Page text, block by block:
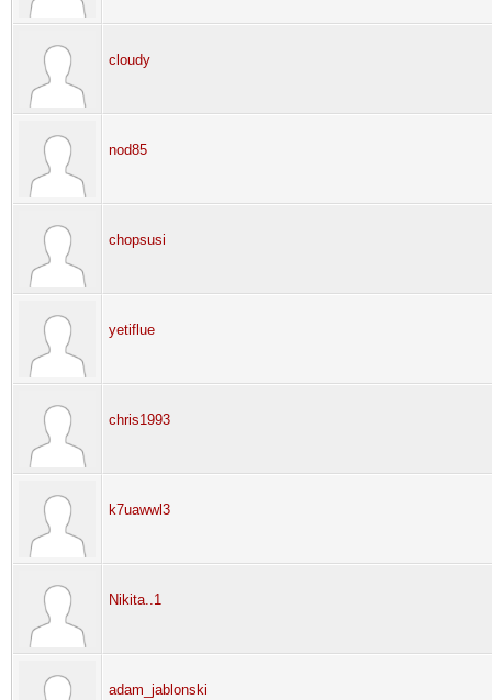
cloudy
nod85
chopsusi
yetiflue
chris1993
k7uawwl3
Nikita..1
adam_jablonski